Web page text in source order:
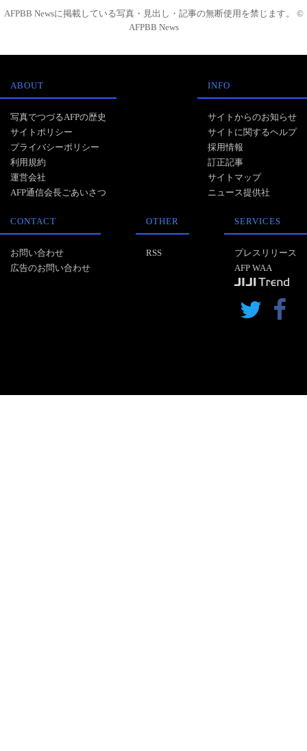
AFPBB Newsに掲載している写真・見出し・記事の無断使用を禁じます。 ©
AFPBB News
ABOUT
写真でつづるAFPの歴史
サイトポリシー
プライバシーポリシー
利用規約
運営会社
AFP通信会長ごあいさつ
INFO
サイトからのお知らせ
サイトに関するヘルプ
採用情報
訂正記事
サイトマップ
ニュース提供社
CONTACT
お問い合わせ
広告のお問い合わせ
OTHER
RSS
SERVICES
プレスリリース
AFP WAA